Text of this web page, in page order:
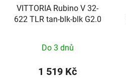
VITTORIA Rubino V 32-
622 TLR tan-blk-blk G2.0
Do 3 dnů
1 519 Kč